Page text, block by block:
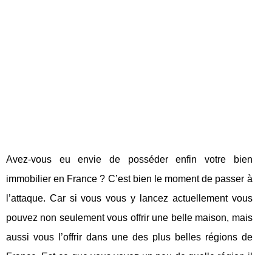
Avez-vous eu envie de posséder enfin votre bien
immobilier en France ? C’est bien le moment de passer à
l’attaque. Car si vous vous y lancez actuellement vous
pouvez non seulement vous offrir une belle maison, mais
aussi vous l’offrir dans une des plus belles régions de